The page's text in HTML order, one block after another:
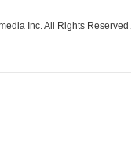
Inc. All Rights Reserved.